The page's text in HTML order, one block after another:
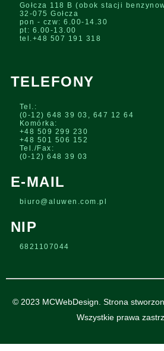
Gołcza 118 B (obok stacji
32-075 Gołcza
pon - czw: 6.00-14.30
pt: 6.00-13.00
tel.+48 507 191 318
TELEFONY
Tel.:
(0-12) 648 39 03, 647 12 64
Komórka:
+48 509 299 230
+48 501 506 152
Tel./Fax:
(0-12) 648 39 03
E-MAIL
biuro@aluwen.com.pl
NIP
6821107044
© 2023 MCWebDesign. Strona
Wszystkie prawa